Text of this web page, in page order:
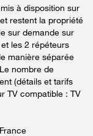
à disposition sur
restent la propriété
sur demande sur
les 2 répéteurs
manière séparée
nombre de
(détails et tarifs
TV compatible : TV